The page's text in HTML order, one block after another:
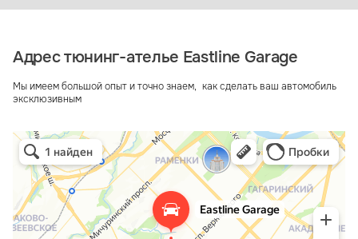
Адрес тюнинг-ателье Eastline Garage
Мы имеем большой опыт и точно знаем, как сделать ваш автомобиль
эксклюзивным